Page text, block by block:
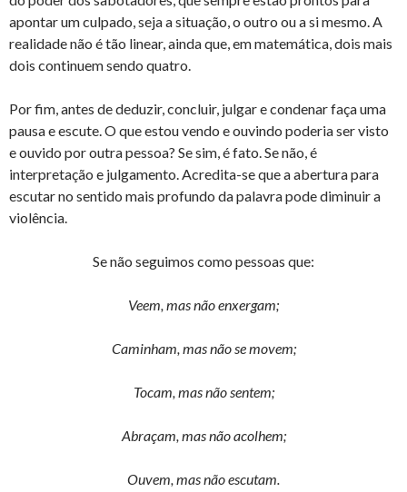
apontar um culpado, seja a situação, o outro ou a si mesmo. A
realidade não é tão linear, ainda que, em matemática, dois mais
dois continuem sendo quatro.
Por fim, antes de deduzir, concluir, julgar e condenar faça uma
pausa e escute. O que estou vendo e ouvindo poderia ser visto
e ouvido por outra pessoa? Se sim, é fato. Se não, é
interpretação e julgamento. Acredita-se que a abertura para
escutar no sentido mais profundo da palavra pode diminuir a
violência.
Se não seguimos como pessoas que:
Veem, mas não enxergam;
Caminham, mas não se movem;
Tocam, mas não sentem;
Abraçam, mas não acolhem;
Ouvem, mas não escutam.